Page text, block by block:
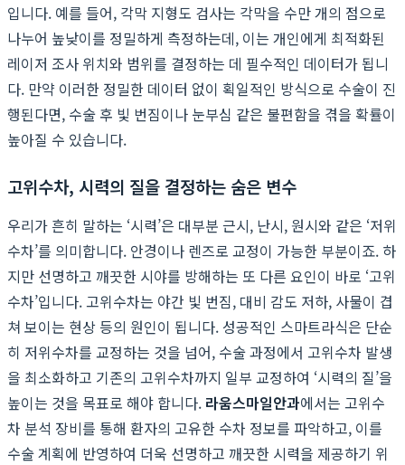
입니다. 예를 들어, 각막 지형도 검사는 각막을 수만 개의 점으로
나누어 높낮이를 정밀하게 측정하는데, 이는 개인에게 최적화된
레이저 조사 위치와 범위를 결정하는 데 필수적인 데이터가 됩니
다. 만약 이러한 정밀한 데이터 없이 획일적인 방식으로 수술이 진
행된다면, 수술 후 빛 번짐이나 눈부심 같은 불편함을 겪을 확률이
높아질 수 있습니다.
고위수차, 시력의 질을 결정하는 숨은 변수
우리가 흔히 말하는 ‘시력’은 대부분 근시, 난시, 원시와 같은 ‘저위
수차’를 의미합니다. 안경이나 렌즈로 교정이 가능한 부분이죠. 하
지만 선명하고 깨끗한 시야를 방해하는 또 다른 요인이 바로 ‘고위
수차’입니다. 고위수차는 야간 빛 번짐, 대비 감도 저하, 사물이 겹
쳐 보이는 현상 등의 원인이 됩니다. 성공적인 스마트라식은 단순
히 저위수차를 교정하는 것을 넘어, 수술 과정에서 고위수차 발생
을 최소화하고 기존의 고위수차까지 일부 교정하여 ‘시력의 질’을
높이는 것을 목표로 해야 합니다. 라움스마일안과에서는 고위수
차 분석 장비를 통해 환자의 고유한 수차 정보를 파악하고, 이를
수술 계획에 반영하여 더욱 선명하고 깨끗한 시력을 제공하기 위